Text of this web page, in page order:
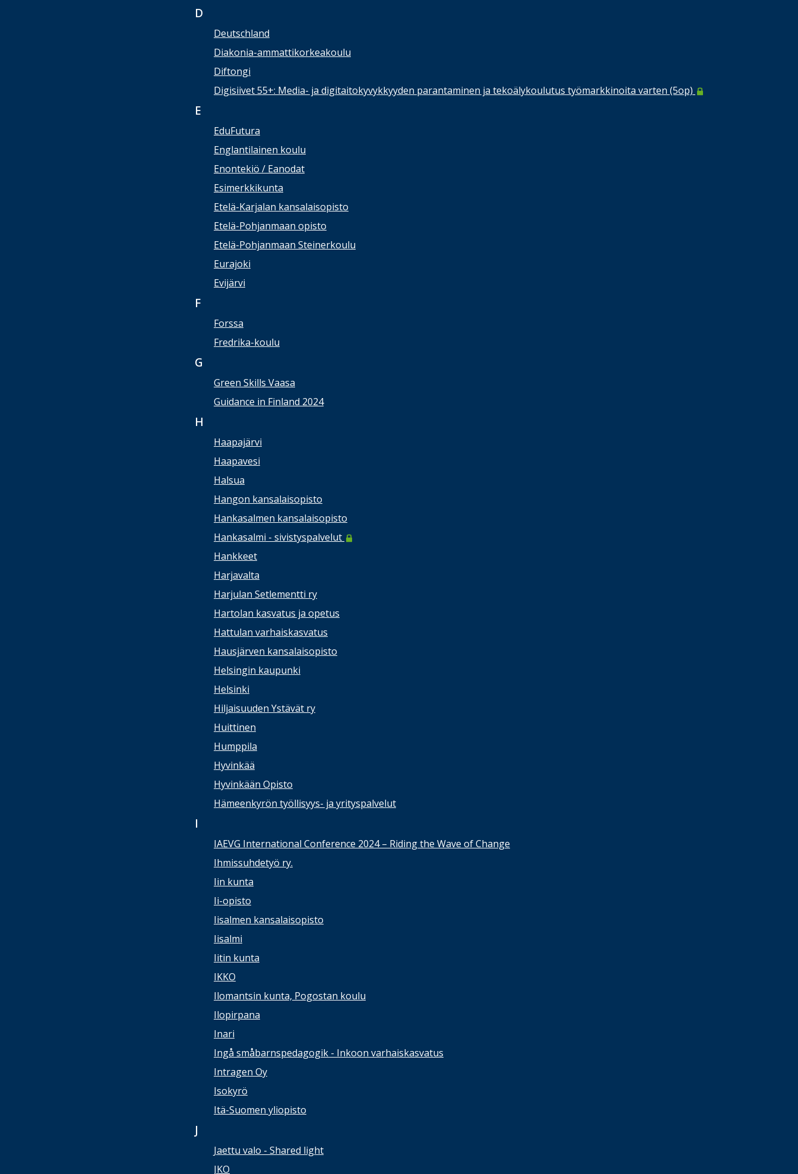
D
Deutschland
Diakonia-ammattikorkeakoulu
Diftongi
Digisiivet 55+: Media- ja digitaitokyvykkyyden parantaminen ja tekoälykoulutus työmarkkinoita varten (5op)
E
EduFutura
Englantilainen koulu
Enontekiö / Eanodat
Esimerkkikunta
Etelä-Karjalan kansalaisopisto
Etelä-Pohjanmaan opisto
Etelä-Pohjanmaan Steinerkoulu
Eurajoki
Evijärvi
F
Forssa
Fredrika-koulu
G
Green Skills Vaasa
Guidance in Finland 2024
H
Haapajärvi
Haapavesi
Halsua
Hangon kansalaisopisto
Hankasalmen kansalaisopisto
Hankasalmi - sivistyspalvelut
Hankkeet
Harjavalta
Harjulan Setlementti ry
Hartolan kasvatus ja opetus
Hattulan varhaiskasvatus
Hausjärven kansalaisopisto
Helsingin kaupunki
Helsinki
Hiljaisuuden Ystävät ry
Huittinen
Humppila
Hyvinkää
Hyvinkään Opisto
Hämeenkyrön työllisyys- ja yrityspalvelut
I
IAEVG International Conference 2024 – Riding the Wave of Change
Ihmissuhdetyö ry.
Iin kunta
Ii-opisto
Iisalmen kansalaisopisto
Iisalmi
Iitin kunta
IKKO
Ilomantsin kunta, Pogostan koulu
Ilopirpana
Inari
Ingå småbarnspedagogik - Inkoon varhaiskasvatus
Intragen Oy
Isokyrö
Itä-Suomen yliopisto
J
Jaettu valo - Shared light
JKO